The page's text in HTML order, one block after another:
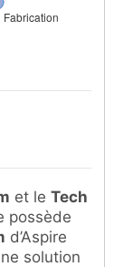
et le Tech
possède
d’Aspire
solution